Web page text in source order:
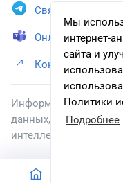
Мы
интернет-
сайта и
Политики
Подробнее
Связаться в
Онлайн
Контакты АО
Информация,
данных,
интеллектуальной
2026 © energybase.ru